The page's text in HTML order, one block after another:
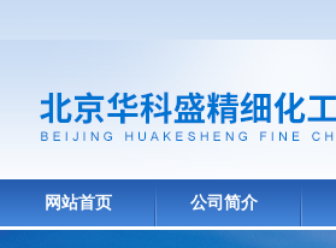
网站首页 公司简介